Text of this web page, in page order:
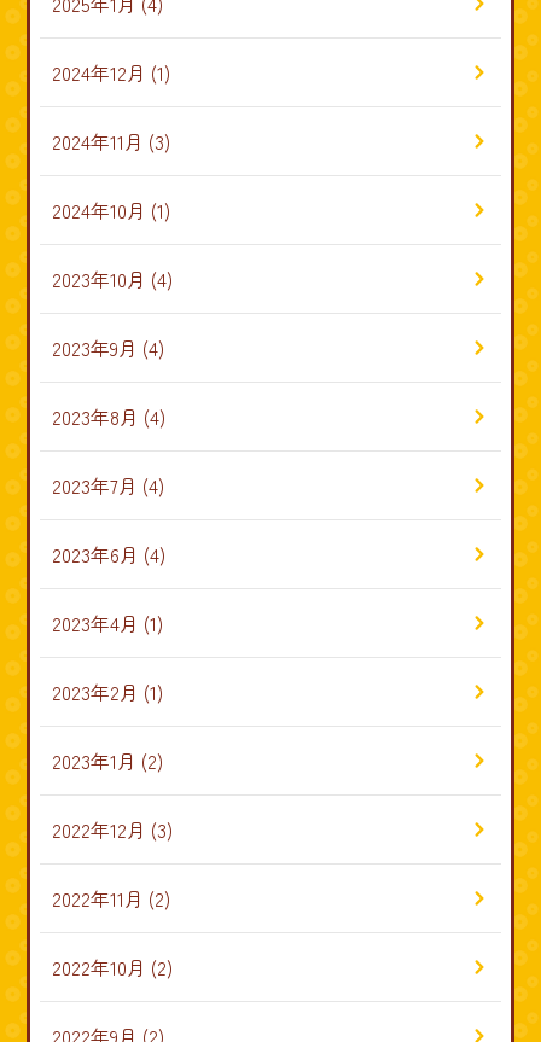
2024年12月 (1)
2024年11月 (3)
2024年10月 (1)
2023年10月 (4)
2023年9月 (4)
2023年8月 (4)
2023年7月 (4)
2023年6月 (4)
2023年4月 (1)
2023年2月 (1)
2023年1月 (2)
2022年12月 (3)
2022年11月 (2)
2022年10月 (2)
2022年9月 (2)